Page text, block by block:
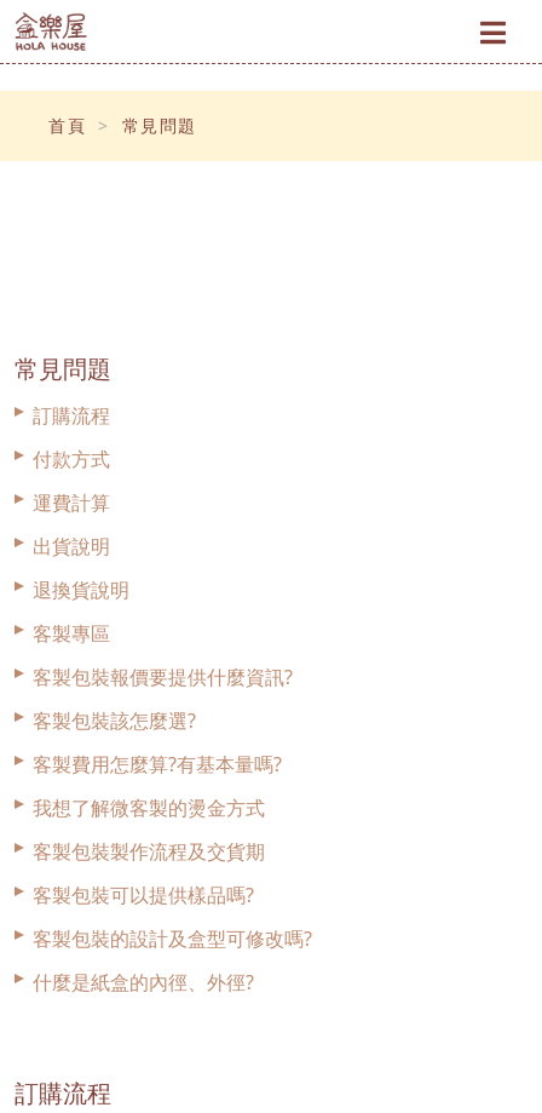
×
首頁 常見問題
常見問題
訂購流程
付款方式
運費計算
出貨說明
退換貨說明
客製專區
客製包裝報價要提供什麼資訊?
客製包裝該怎麼選?
客製費用怎麼算?有基本量嗎?
我想了解微客製的燙金方式
客製包裝製作流程及交貨期
客製包裝可以提供樣品嗎?
客製包裝的設計及盒型可修改嗎?
什麼是紙盒的內徑、外徑?
訂購流程